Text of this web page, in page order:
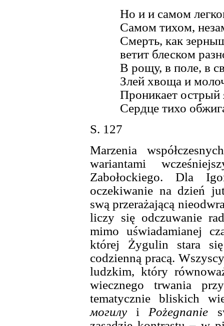
Но и и самом
Самом тихом,
Смерть, как
ветит блеском
В рощу, в поле, в
Злей хвоща и
Проникает острый
Сердце тихо
S. 127
Marzenia
wariantami
Zabołockiego. Dla
oczekiwanie na dzień
swą przerażającą
liczy się odczuwanie
mimo uświadamianej
której Żygulin stara
codzienną pracą.
ludzkim, który
wiecznego trwania
tematycznie bliskich
могилу i Pożegnanie